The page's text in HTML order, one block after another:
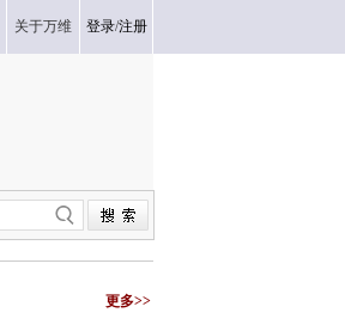
关于万维 登录/注册
更多>>